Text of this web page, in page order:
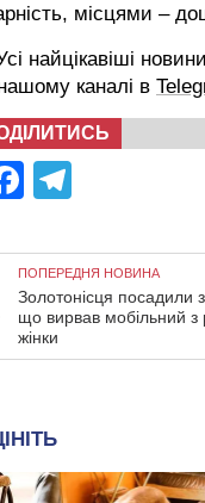
місцями –
найцікавіші
каналі в
Facebook
ПОПЕРЕДНЯ НОВИНА
Золотонісця посадили
що вирвав мобільний з
жінки